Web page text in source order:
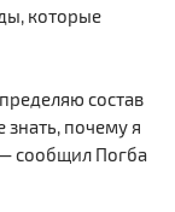
которые
состав
знать, почему я
сообщил Погба